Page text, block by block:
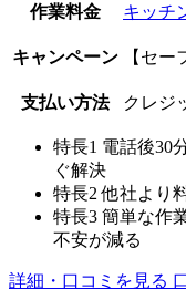
作業料金 キッチ
キャンペーン 【セー
支払い方法 クレジ
特長1 電話後30
ぐ解決
特長2 他社より
特長3 簡単な作
不安が減る
詳細・口コミを見る